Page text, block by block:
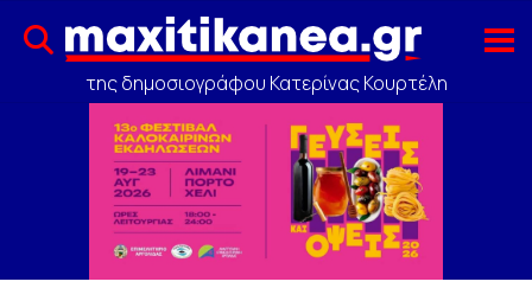
της δημοσιογράφου Κατερίνας Κουρτέλη